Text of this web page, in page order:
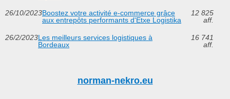
26/10/2023Boostez votre activité e-commerce grâce
aux entrepôts performants d'Etxe Logistika
12 825
aff.
26/2/2023Les meilleurs services logistiques à
Bordeaux
16 741
aff.
norman-nekro.eu